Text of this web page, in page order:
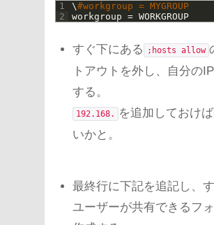
1
2
\#workgroup = MYGROUP
workgroup = WORKGROUP
すぐ下にある ;hosts allow
トアウトを外し、自分の
する。
192.168.
を追加しておけ
いかと。
最終行に下記を追記し、
ユーザーが共有できるフ